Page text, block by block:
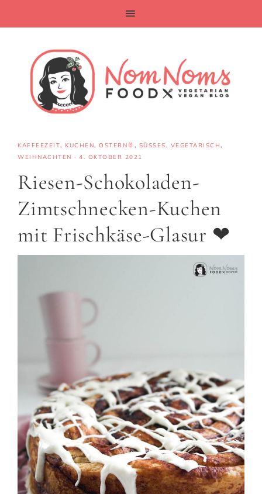
KAFFEEZEIT, KUCHEN, OSTERN🐰 , SÜSSES , VEGETARISCH,
WEIHNACHTEN · 4. OKTOBER 2021
Riesen-Schokoladen-
Zimtschnecken-Kuchen
mit Frischkäse-Glasur ❤